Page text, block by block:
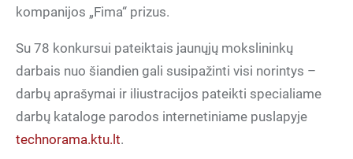
kompanijos „Fima“ prizus.
darbais nuo šiandien gali susipažinti visi norintys –
darbų aprašymai ir iliustracijos pateikti specialiame
darbų kataloge parodos internetiniame puslapyje
technorama.ktu.lt.